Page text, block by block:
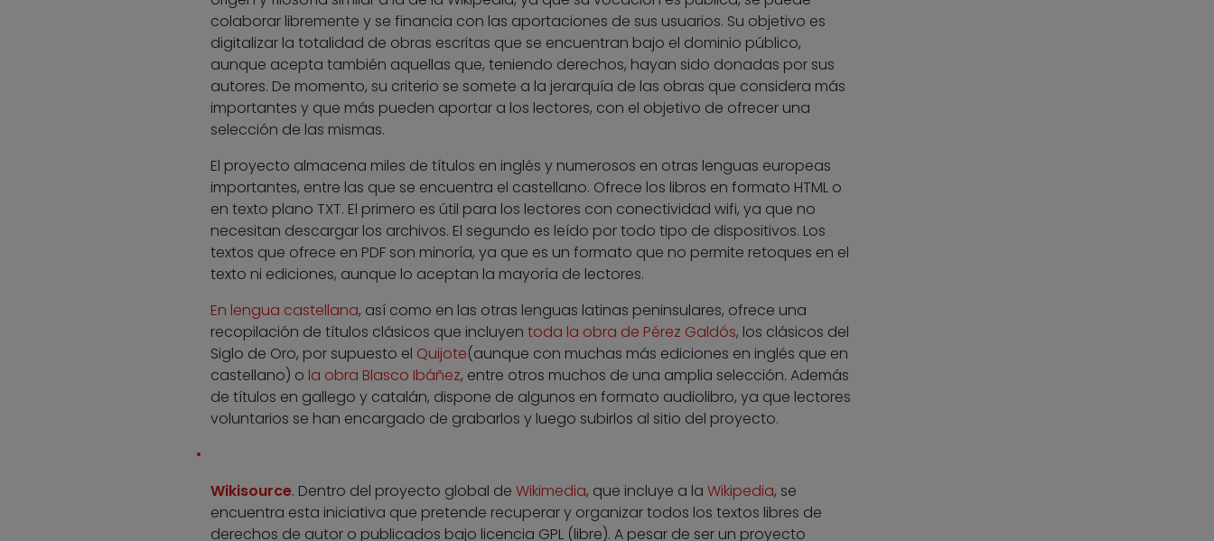
colaborar libremente y se financia con las aportaciones de sus usuarios. Su objetivo es
digitalizar la totalidad de obras escritas que se encuentran bajo el dominio público,
aunque acepta también aquellas que, teniendo derechos, hayan sido donadas por sus
autores. De momento, su criterio se somete a la jerarquía de las obras que considera más
importantes y que más pueden aportar a los lectores, con el objetivo de ofrecer una
selección de las mismas.
El proyecto almacena miles de títulos en inglés y numerosos en otras lenguas europeas
importantes, entre las que se encuentra el castellano. Ofrece los libros en formato HTML o
en texto plano TXT. El primero es útil para los lectores con conectividad wifi, ya que no
necesitan descargar los archivos. El segundo es leído por todo tipo de dispositivos. Los
textos que ofrece en PDF son minoría, ya que es un formato que no permite retoques en el
texto ni ediciones, aunque lo aceptan la mayoría de lectores.
En lengua castellana, así como en las otras lenguas latinas peninsulares, ofrece una
recopilación de títulos clásicos que incluyen toda la obra de Pérez Galdós, los clásicos del
Siglo de Oro, por supuesto el Quijote(aunque con muchas más ediciones en inglés que en
castellano) o la obra Blasco Ibáñez, entre otros muchos de una amplia selección. Además
de títulos en gallego y catalán, dispone de algunos en formato audiolibro, ya que lectores
voluntarios se han encargado de grabarlos y luego subirlos al sitio del proyecto.
Wikisource. Dentro del proyecto global de Wikimedia, que incluye a la Wikipedia, se
encuentra esta iniciativa que pretende recuperar y organizar todos los textos libres de
derechos de autor o publicados bajo licencia GPL (libre). A pesar de ser un proyecto